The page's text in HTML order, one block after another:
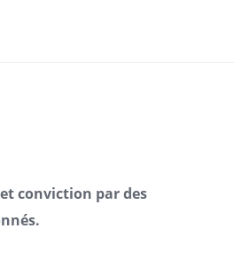
conviction par des